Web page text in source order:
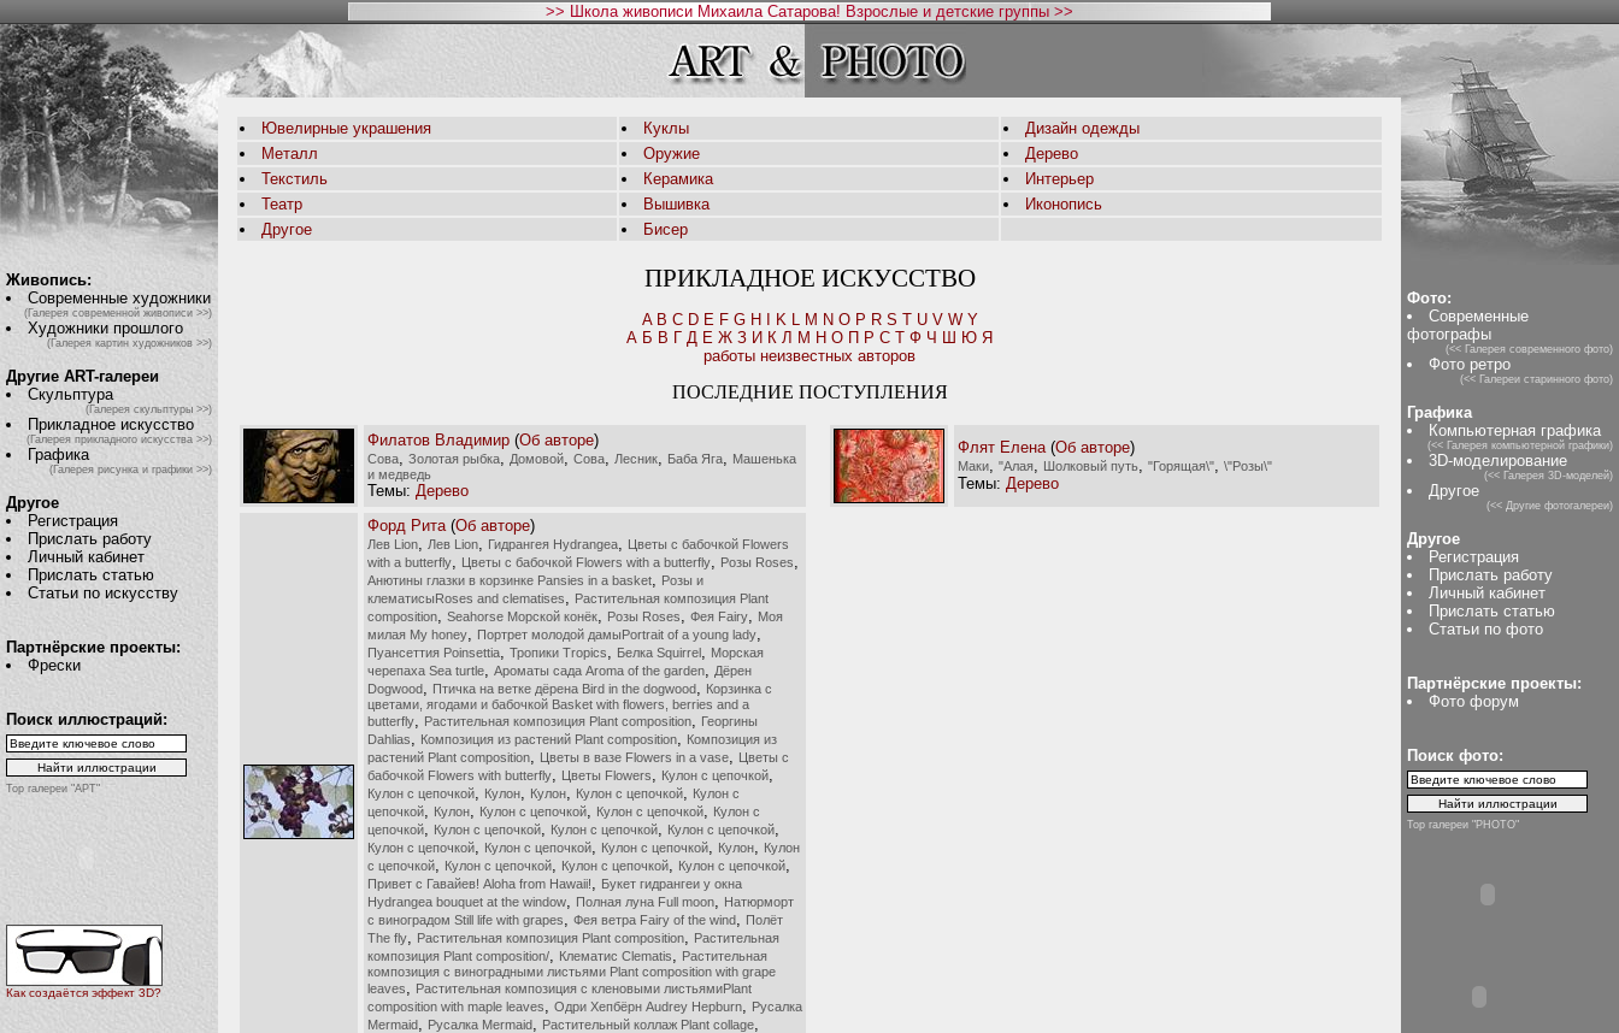
>> Школа живописи Михаила Сатарова! Взрослые и детские группы >>
Живопись:
Современные художники
(Галерея современной живописи >>)
Художники прошлого
(Галерея картин художников >>)
Другие ART-галереи
Скульптура
(Галерея скульптуры >>)
Прикладное искусство
(Галерея прикладного искусства >>)
Графика
(Галерея рисунка и графики >>)
Другое
Регистрация
Прислать работу
Личный кабинет
Прислать статью
Статьи по искусству
Партнёрские проекты:
Фрески
Поиск иллюстраций:
Top галереи "АРТ"
Как создаётся эффект 3D?
Ювелирные украшения Куклы
Дизайн одежды
Металл
Оружие
Дерево
Текстиль
Керамика
Интерьер
Театр
Вышивка
Иконопись
Другое
Бисер
ПРИКЛАДНОЕ ИСКУССТВО
A B C D E F G H K L M N O P R S T U V W Y
А Б В Г Д Е Ж З И К Л М Н О П Р С Т Ф Ч Ш Ю Я
работы неизвестных авторов
ПОСЛЕДНИЕ ПОСТУПЛЕНИЯ
Филатов Владимир (Об авторе)
Сова Золотая рыбка Домовой Сова Лесник Баба Яга
Машенька
и медведь
Темы: Дерево
Флят Елена (Об авторе)
Маки "Алая Шолковый путь "Горящая\" \"Розы\"
Темы: Дерево
Форд Рита (Об авторе)
Лев Lion Лев Lion Гидрангея Hydrangea
Цветы с бабочкой Flowers
with a butterfly
Цветы с бабочкой Flowers with a butterfly Розы Roses
Анютины глазки в корзинке Pansies in a basket
Розы и
клематисыRoses and clematises
Растительная композиция Plant
composition
Seahorse Морской конёк Розы Roses Фея Fairy
Моя
милая My honey
Портрет молодой дамыPortrait of a young lady
Пуансеттия Poinsettia Тропики Tropics Белка Squirrel
Морская
черепаха Sea turtle
Ароматы сада Aroma of the garden
Дёрен
Dogwood
Птичка на ветке дёрена Bird in the dogwood
Корзинка с
цветами, ягодами и бабочкой Basket with flowers, berries and a
butterfly
Растительная композиция Plant composition
Георгины
Dahlias
Композиция из растений Plant composition
Композиция из
растений Plant composition
Цветы в вазе Flowers in a vase
Цветы с
бабочкой Flowers with butterfly
Цветы Flowers Кулон с цепочкой
Кулон с цепочкой Кулон Кулон Кулон с цепочкой
Кулон с
цепочкой
Кулон Кулон с цепочкой Кулон с цепочкой
Кулон с
цепочкой
Кулон с цепочкой Кулон с цепочкой Кулон с цепочкой
Кулон с цепочкой Кулон с цепочкой Кулон с цепочкой Кулон
Кулон
с цепочкой
Кулон с цепочкой Кулон с цепочкой Кулон с цепочкой
Привет с Гавайев! Aloha from Hawaii!
Букет гидрангеи у окна
Hydrangea bouquet at the window
Полная луна Full moon
Натюрморт
с виноградом Still life with grapes
Фея ветра Fairy of the wind
Полёт
The fly
Растительная композиция Plant composition
Растительная
композиция Plant composition/
Клематис Clematis
Растительная
композиция с виноградными листьями Plant composition with grape
leaves
Растительная композиция с кленовыми листьямиPlant
composition with maple leaves
Одри Хепбёрн Audrey Hepburn
Русалка
Mermaid
Русалка Mermaid Растительный коллаж Plant collage
Фото:
Современные
фотографы
(<< Галерея современного фото)
Фото ретро
(<< Галереи старинного фото)
Графика
Компьютерная графика
(<< Галерея компьютерной графики)
3D-моделирование
(<< Галерея 3D-моделей)
Другое
(<< Другие фотогалереи)
Другое
Регистрация
Прислать работу
Личный кабинет
Прислать статью
Статьи по фото
Партнёрские проекты:
Фото форум
Поиск фото:
Top галереи "PHOTO"